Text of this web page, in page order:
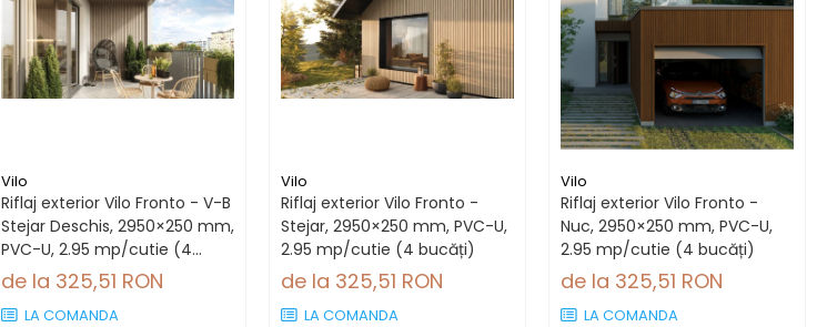
Vilo
Riflaj exterior Vilo Fronto - V-B
Stejar Deschis, 2950×250 mm,
PVC-U, 2.95 mp/cutie (4
bucăți)
de la 325,51 RON
LA COMANDA
Vilo
Riflaj exterior Vilo Fronto -
Stejar, 2950×250 mm, PVC-U,
2.95 mp/cutie (4 bucăți)
de la 325,51 RON
LA COMANDA
Vilo
Riflaj exterior Vilo Fronto -
Nuc, 2950×250 mm, PVC-U,
2.95 mp/cutie (4 bucăți)
de la 325,51 RON
LA COMANDA